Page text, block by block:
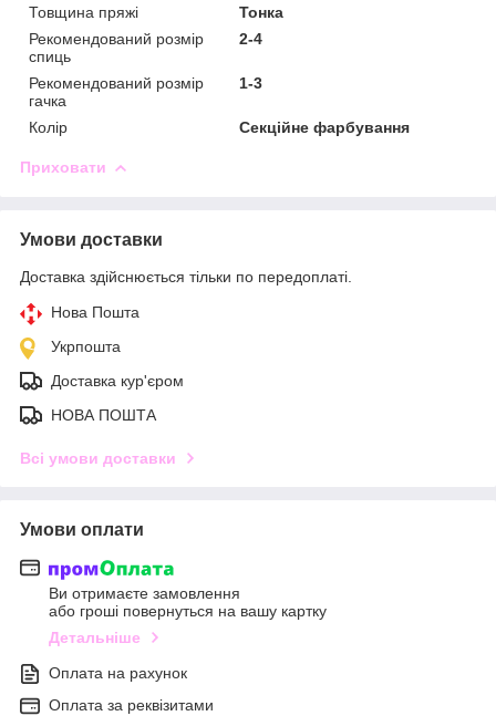
Товщина пряжі
Тонка
Рекомендований розмір
спиць
2-4
Рекомендований розмір
гачка
1-3
Колір Секційне фарбування
Приховати
Умови доставки
Доставка здійснюється тільки по передоплаті.
Нова Пошта
Укрпошта
Доставка кур'єром
НОВА ПОШТА
Всі умови доставки
Умови оплати
Ви отримаєте замовлення
або гроші повернуться на вашу картку
Детальніше
Оплата на рахунок
Оплата за реквізитами